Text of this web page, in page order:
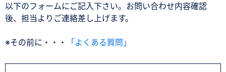
以下のフォームにご記入下さい。お問い合わせ内容確認
後、担当よりご連絡差し上げます。
※その前に・・・ 「よくある質問」